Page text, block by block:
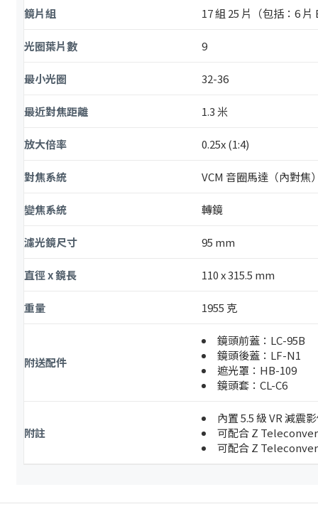
鏡片組 17 組 25 片（包括：6
光圈葉片數 9
最小光圈 32-36
最近對焦距離 1.3 米
放大倍率 0.25x (1:4)
對焦系統 VCM 音圈馬達（內對焦
變焦系統 轉鏡
濾光鏡尺寸 95 mm
直徑 x 鏡長 110 x 315.5 mm
重量 1955 克
附送配件
鏡頭前蓋：LC-95B
鏡頭後蓋：LF-N1
遮光罩：HB-109
鏡頭套：CL-C6
附註
內置 5.5 級 VR 減震
可配合 Z
可配合 Z